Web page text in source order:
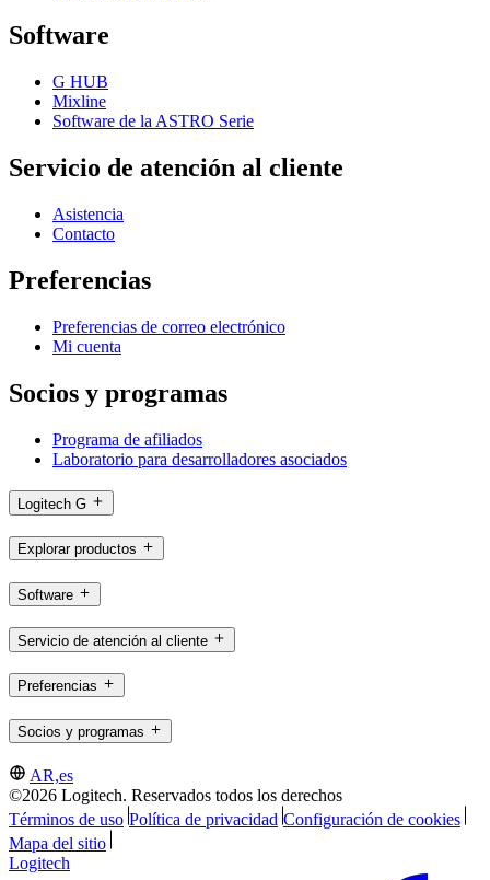
Software
G HUB
Mixline
Software de la ASTRO Serie
Servicio de atención al cliente
Asistencia
Contacto
Preferencias
Preferencias de correo electrónico
Mi cuenta
Socios y programas
Programa de afiliados
Laboratorio para desarrolladores asociados
Logitech G
Explorar productos
Software
Servicio de atención al cliente
Preferencias
Socios y programas
AR,es
©2026 Logitech. Reservados todos los derechos
Términos de uso Política de privacidad Configuración de cookies
Mapa del sitio
Logitech